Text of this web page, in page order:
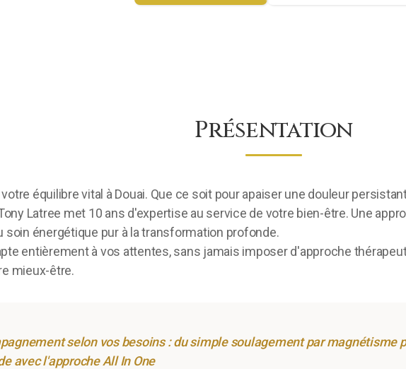
Présentation
équilibre vital à Douai. Que ce soit pour apaiser une douleur
Latree met 10 ans d'expertise au service de votre bien-être. Une
soin énergétique pur à la transformation profonde.
entièrement à vos attentes, sans jamais imposer d'approche
mieux-être.
selon vos besoins : du simple soulagement par magnétisme
avec l'approche All In One